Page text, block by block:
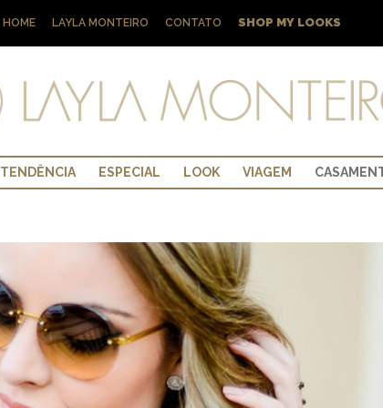
HOME LAYLA MONTEIRO CONTATO SHOP MY LOOKS
TENDÊNCIA ESPECIAL LOOK VIAGEM